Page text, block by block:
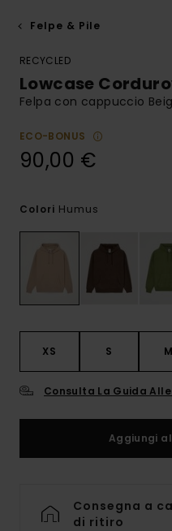
Felpe & Pile
RECYCLED
Lowcase
Felpa con cappuccio
ECO-BONUS
90,00 €
Colori Humus
XS S M
Consulta La Guida
Aggiungi
Consegna a
di ritiro